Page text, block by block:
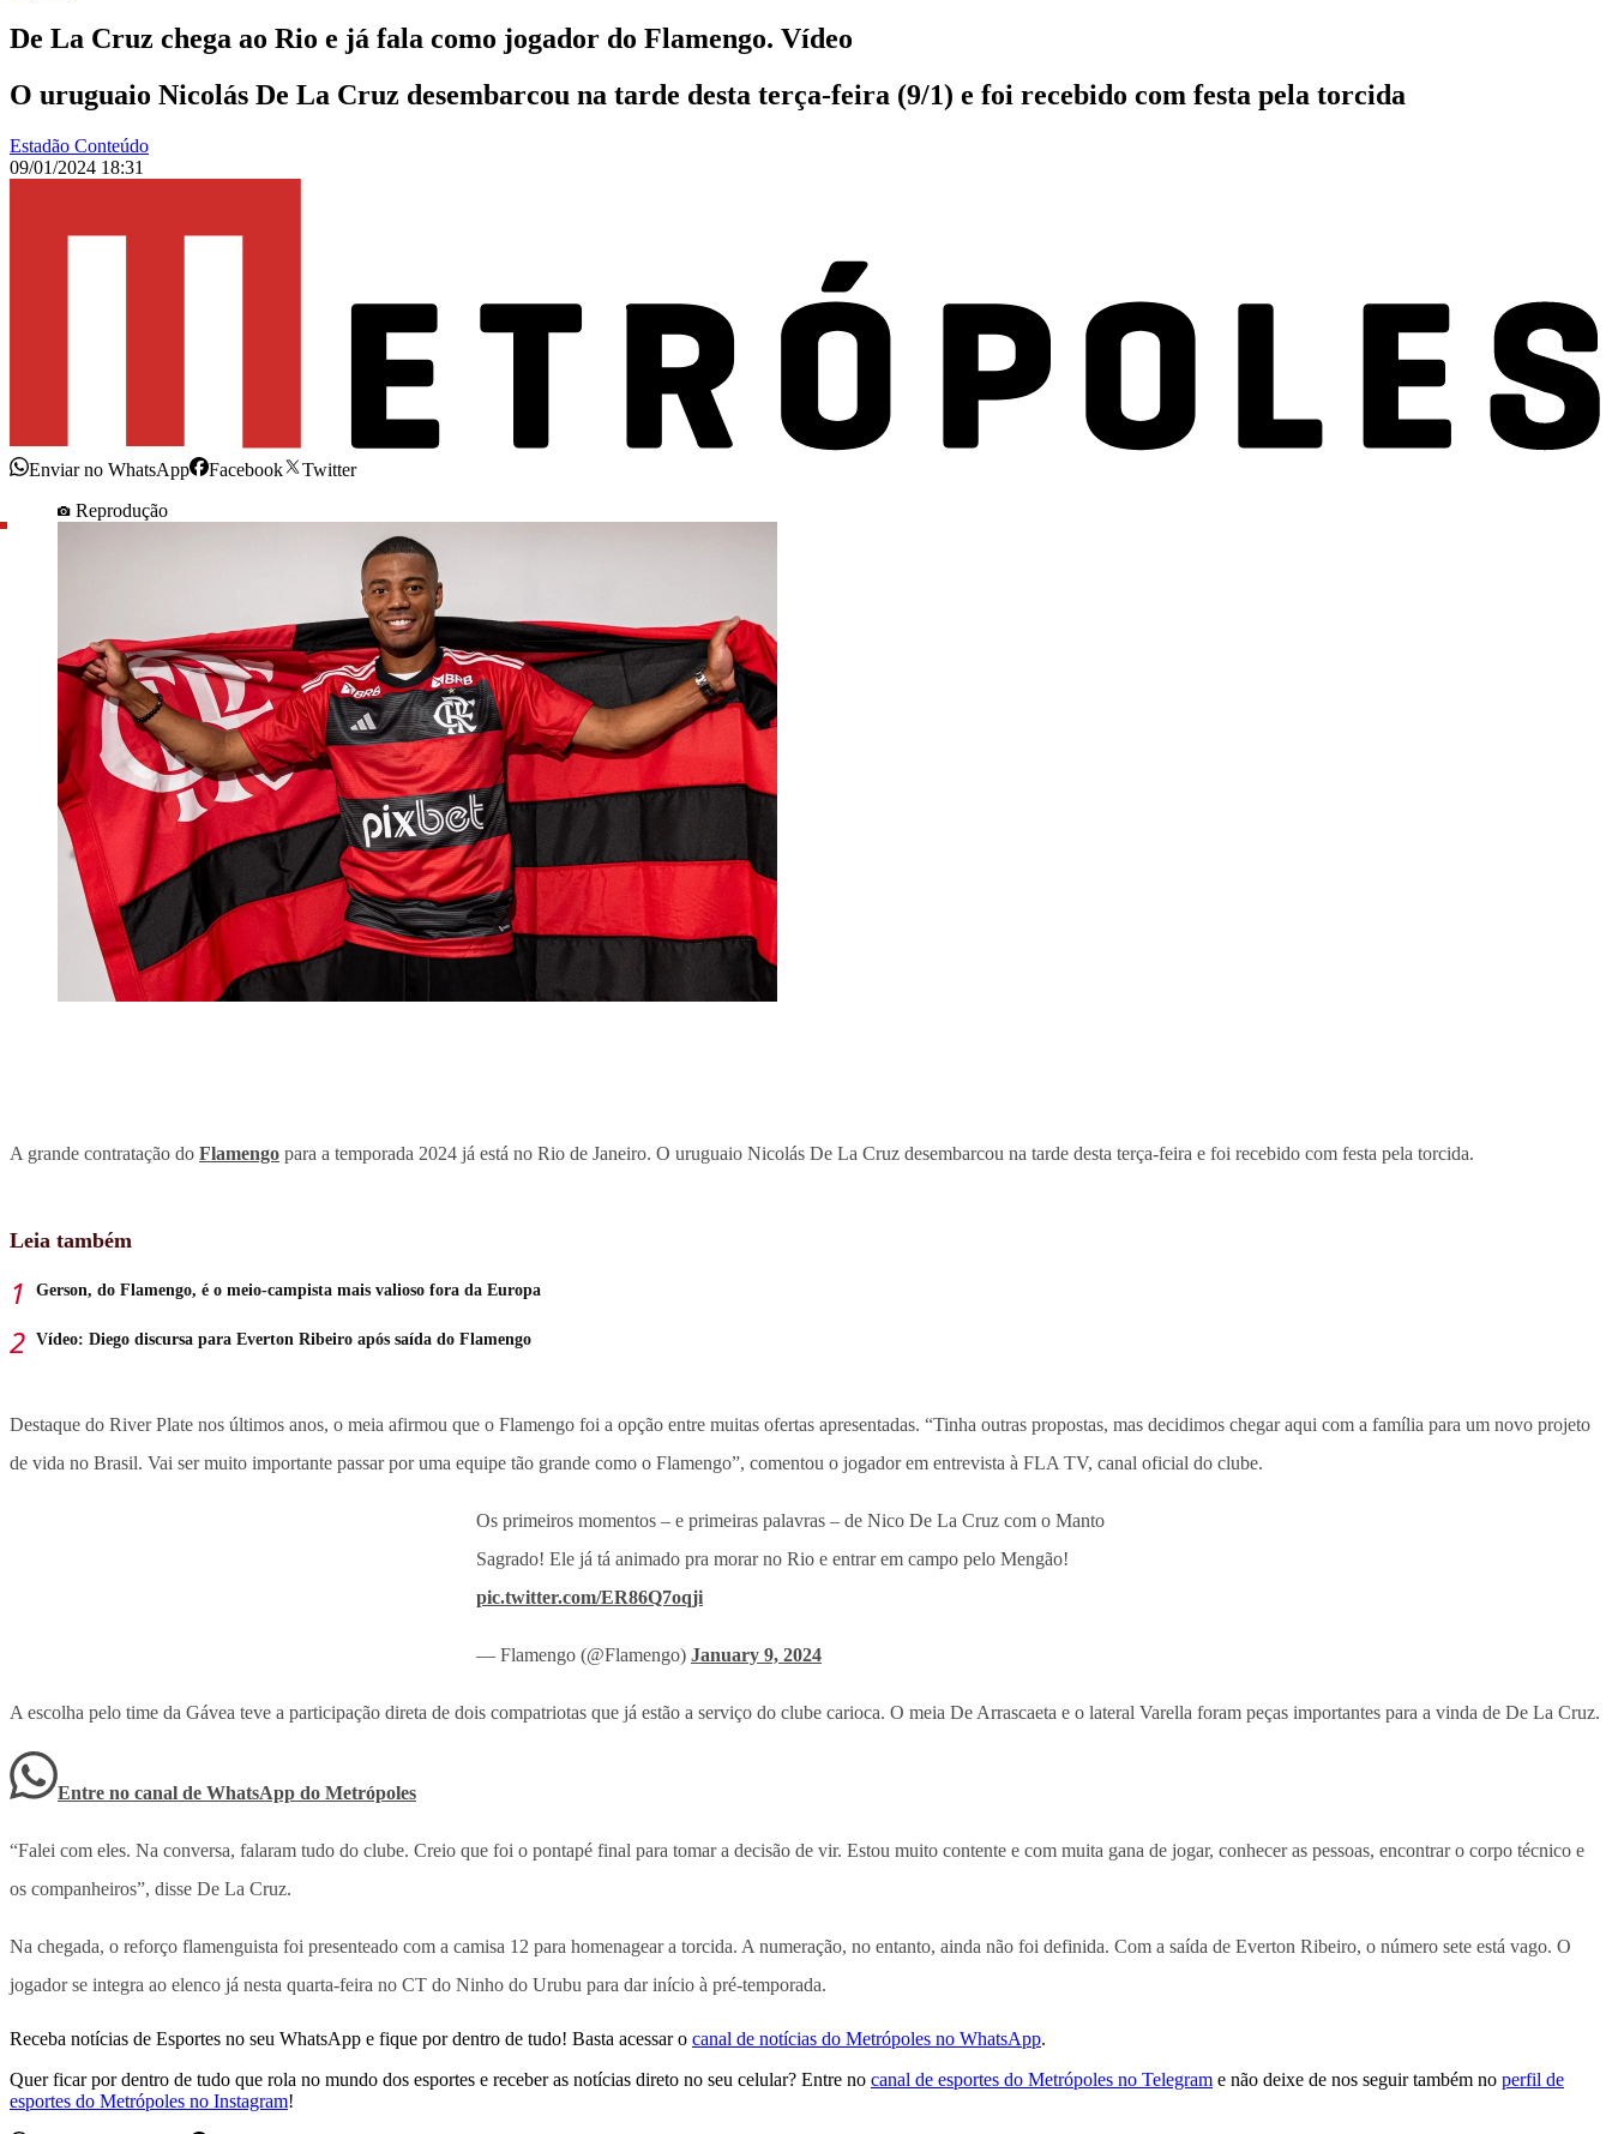
De La Cruz chega ao Rio e já fala como jogador do Flamengo. Vídeo
O uruguaio Nicolás De La Cruz desembarcou na tarde desta terça-feira (9/1) e foi recebido com festa pela torcida
Estadão Conteúdo
09/01/2024 18:31
Enviar no WhatsApp Facebook
Twitter
Reprodução
A grande contratação do Flamengo para a temporada 2024 já está no Rio de Janeiro. O uruguaio Nicolás De La Cruz desembarcou na tarde desta terça-feira e foi recebido com festa pela torcida.
Leia também
Gerson, do Flamengo, é o meio-campista mais valioso fora da Europa
Vídeo: Diego discursa para Everton Ribeiro após saída do Flamengo
Destaque do River Plate nos últimos anos, o meia afirmou que o Flamengo foi a opção entre muitas ofertas apresentadas. “Tinha outras propostas, mas decidimos chegar aqui com a família para um novo projeto
de vida no Brasil. Vai ser muito importante passar por uma equipe tão grande como o Flamengo”, comentou o jogador em entrevista à FLA TV, canal oficial do clube.
Os primeiros momentos – e primeiras palavras – de Nico De La Cruz com o Manto
Sagrado! Ele já tá animado pra morar no Rio e entrar em campo pelo Mengão!
pic.twitter.com/ER86Q7oqji
— Flamengo (@Flamengo) January 9, 2024
A escolha pelo time da Gávea teve a participação direta de dois compatriotas que já estão a serviço do clube carioca. O meia De Arrascaeta e o lateral Varella foram peças importantes para a vinda de De La Cruz.
Entre no canal de WhatsApp do Metrópoles
“Falei com eles. Na conversa, falaram tudo do clube. Creio que foi o pontapé final para tomar a decisão de vir. Estou muito contente e com muita gana de jogar, conhecer as pessoas, encontrar o corpo técnico e
os companheiros”, disse De La Cruz.
Na chegada, o reforço flamenguista foi presenteado com a camisa 12 para homenagear a torcida. A numeração, no entanto, ainda não foi definida. Com a saída de Everton Ribeiro, o número sete está vago. O
jogador se integra ao elenco já nesta quarta-feira no CT do Ninho do Urubu para dar início à pré-temporada.
Receba notícias de Esportes no seu WhatsApp e fique por dentro de tudo! Basta acessar o canal de notícias do Metrópoles no WhatsApp.
Quer ficar por dentro de tudo que rola no mundo dos esportes e receber as notícias direto no seu celular? Entre no canal de esportes do Metrópoles no Telegram e não deixe de nos seguir também no perfil de
esportes do Metrópoles no Instagram!